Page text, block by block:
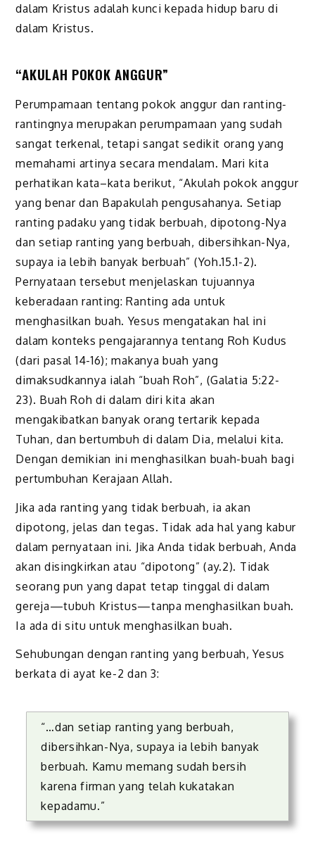
dalam Kristus adalah kunci kepada hidup baru di
dalam Kristus.
“AKULAH POKOK ANGGUR”
Perumpamaan tentang pokok anggur dan ranting-
rantingnya merupakan perumpamaan yang sudah
sangat terkenal, tetapi sangat sedikit orang yang
memahami artinya secara mendalam. Mari kita
perhatikan kata–kata berikut, “Akulah pokok anggur
yang benar dan Bapakulah pengusahanya. Setiap
ranting padaku yang tidak berbuah, dipotong-Nya
dan setiap ranting yang berbuah, dibersihkan-Nya,
supaya ia lebih banyak berbuah” (Yoh.15.1-2).
Pernyataan tersebut menjelaskan tujuannya
keberadaan ranting: Ranting ada untuk
menghasilkan buah. Yesus mengatakan hal ini
dalam konteks pengajarannya tentang Roh Kudus
(dari pasal 14-16); makanya buah yang
dimaksudkannya ialah “buah Roh”, (Galatia 5:22-
23). Buah Roh di dalam diri kita akan
mengakibatkan banyak orang tertarik kepada
Tuhan, dan bertumbuh di dalam Dia, melalui kita.
Dengan demikian ini menghasilkan buah-buah bagi
pertumbuhan Kerajaan Allah.
Jika ada ranting yang tidak berbuah, ia akan
dipotong, jelas dan tegas. Tidak ada hal yang kabur
dalam pernyataan ini. Jika Anda tidak berbuah, Anda
akan disingkirkan atau “dipotong” (ay.2). Tidak
seorang pun yang dapat tetap tinggal di dalam
gereja—tubuh Kristus—tanpa menghasilkan buah.
Ia ada di situ untuk menghasilkan buah.
Sehubungan dengan ranting yang berbuah, Yesus
berkata di ayat ke-2 dan 3:
“…dan setiap ranting yang berbuah,
dibersihkan-Nya, supaya ia lebih banyak
berbuah. Kamu memang sudah bersih
karena firman yang telah kukatakan
kepadamu.”